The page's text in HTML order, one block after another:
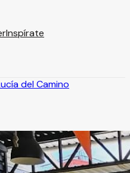
Inspírate
del Camino